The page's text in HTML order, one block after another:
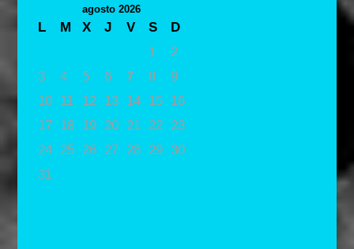
agosto 2026
L M X J V S
D
1
2
3
4 5 6 7 8
9
10
11 12 13 14 15
16
17
18 19 20 21 22
23
24
25 26 27 28 29 30
31